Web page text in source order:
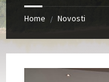
Home / Novosti